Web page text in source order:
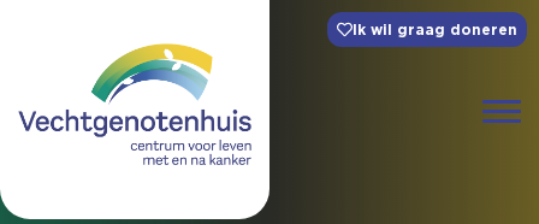
Ik wil graag doneren